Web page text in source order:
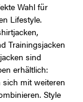
Wahl für
Lifestyle.
Trainingsjacken
sind
erhältlich:
sich mit weiteren
Style